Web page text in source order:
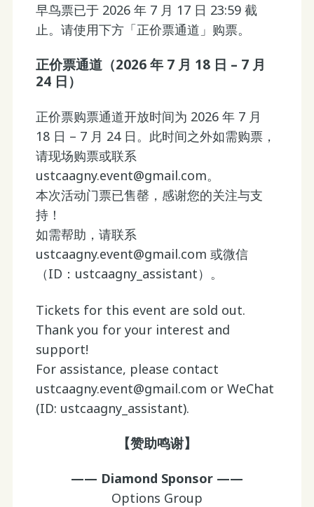
早鸟票已于 2026 年 7 月 17 日 23:59 截
止。请使用下方「正价票通道」购票。
正价票通道（2026 年 7 月 18 日 – 7 月
24 日）
正价票购票通道开放时间为 2026 年 7 月
18 日 – 7 月 24 日。此时间之外如需购票，
请现场购票或联系
ustcaagny.event@gmail.com。
本次活动门票已售罄，感谢您的关注与支
持！
如需帮助，请联系
ustcaagny.event@gmail.com 或微信
（ID：ustcaagny_assistant）。
Tickets for this event are sold out.
Thank you for your interest and
support!
For assistance, please contact
ustcaagny.event@gmail.com or WeChat
(ID: ustcaagny_assistant).
【赞助鸣谢】
—— Diamond Sponsor ——
Options Group